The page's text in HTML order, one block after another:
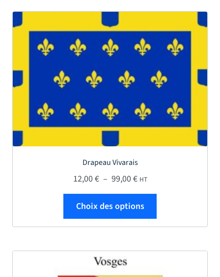
Drapeau Vivarais
12,00€ – 99,00€Plage de prix : 12,00 €
HT
Choix des options